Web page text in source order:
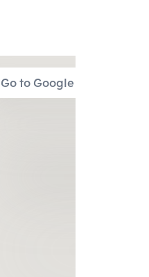
Go to Google Map